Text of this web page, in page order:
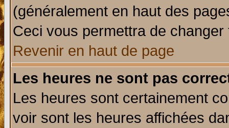
(généralement en haut des
Ceci vous permettra de
Revenir en haut de page
Les heures ne sont pas
Les heures sont certainement
voir sont les heures affichées